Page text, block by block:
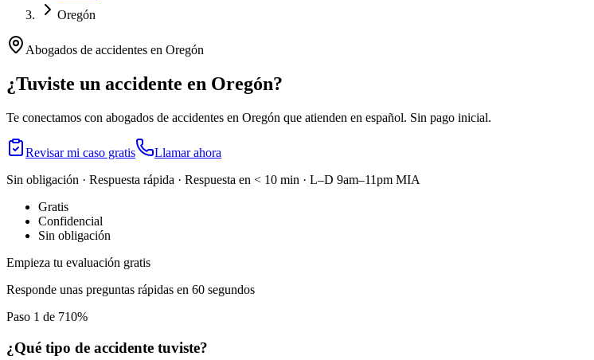
Oregón
Abogados de accidentes en Oregón
¿Tuviste un accidente en Oregón?
Te conectamos con abogados de accidentes en Oregón que atienden en español. Sin pago inicial.
Revisar mi caso gratis
Llamar ahora
Sin obligación · Respuesta rápida · Respuesta en < 10 min · L–D 9am–11pm MIA
Gratis
Confidencial
Sin obligación
Empieza tu evaluación gratis
Responde unas preguntas rápidas en 60 segundos
Paso 1 de 710%
¿Qué tipo de accidente tuviste?